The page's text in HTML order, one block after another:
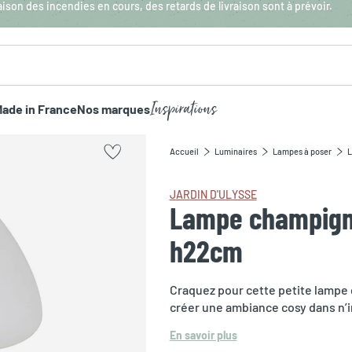
des incendies en cours, des retards de livraison sont à prévoir.
in FranceNos marquesInspirations
Accueil Luminaires Lampes à poser
JARDIN D'ULYSSE
Lampe
h22cm
Craquez pour cette petite
créer une ambiance cosy dans
En savoir plus